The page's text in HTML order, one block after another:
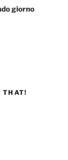
giorno
THAT!